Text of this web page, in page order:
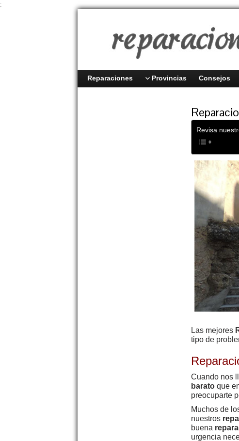
;
Reparaciones Provincias Consejos
Revisa
Las mejores
tipo de
Cuando nos
barato que
preocuparte
Muchos de
nuestros
buena
urgencia